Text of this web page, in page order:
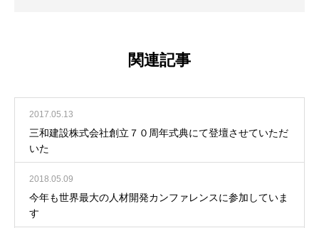
関連記事
2017.05.13
三和建設株式会社創立７０周年式典にて登壇させていただ
いた
2018.05.09
今年も世界最大の人材開発カンファレンスに参加していま
す